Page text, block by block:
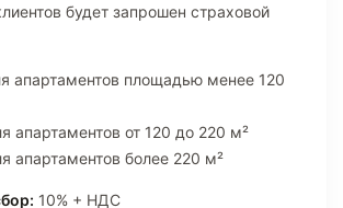
будет запрошен страховой
апартаментов площадью менее 120
апартаментов от 120 до 220 м²
апартаментов более 220 м²
10% + НДС